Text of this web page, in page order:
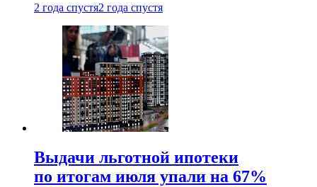
2 года спустя2 года спустя
Выдачи льготной ипотеки
по итогам июля упали на 67%